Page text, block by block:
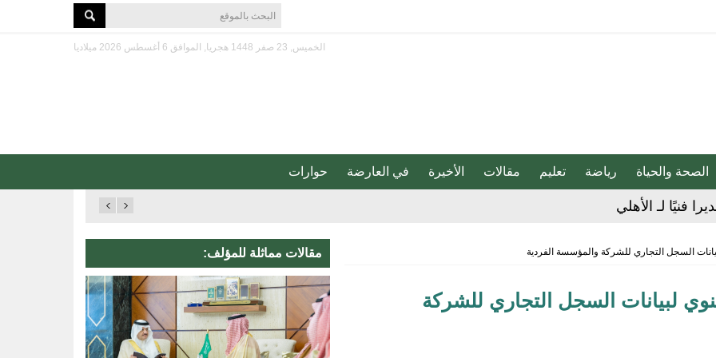
الخميس, 23 صفر 1448 هجريا, الموافق 6 أغسطس 2026 ميلاديا
الصحة والحياة رياضة تعليم مقالات الأخيرة في العارضة حوارات
النظامية بحق صيدلي للإساءة لمواطن
عقب فوزه على الهلال برباعية
السجل التجاري للشركة والمؤسسة الفردية
لبيانات السجل التجاري للشركة
مقالات مماثلة للمؤلف: